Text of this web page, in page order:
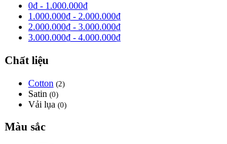
0₫ - 1.000.000₫
1.000.000₫ - 2.000.000₫
2.000.000₫ - 3.000.000₫
3.000.000₫ - 4.000.000₫
Chất liệu
Cotton (2)
Satin (0)
Vải lụa (0)
Màu sắc